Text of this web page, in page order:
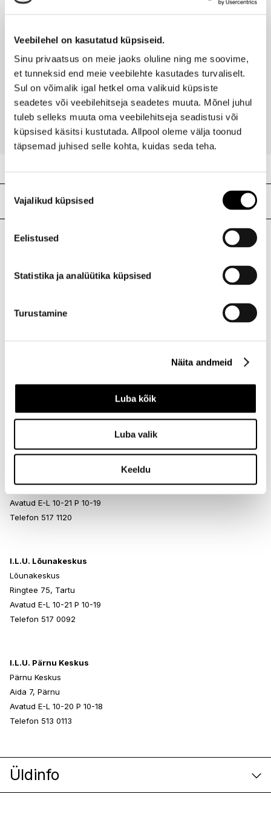
Veebilehel on kasutatud küpsiseid.
Sinu privaatsus on meie jaoks oluline ning me soovime,
et tunneksid end meie veebilehte kasutades turvaliselt.
Sul on võimalik igal hetkel oma valikuid küpsiste
seadetes või veebilehitseja seadetes muuta. Mõnel juhul
tuleb selleks muuta oma veebilehitseja seadistusi või
küpsised käsitsi kustutada. Allpool oleme välja toonud
täpsemad juhised selle kohta, kuidas seda teha.
valik
Vajalikud küpsised
Eelistused
Statistika ja analüütika küpsised
Turustamine
Näita andmeid
Luba kõik
Luba valik
Keeldu
Linalool, Citric Acid, Maltodextrin, Salvia officinalis(Sage) Oil,
Viimati vaadatud tooted
HAAN
Deodorant Margarita Spirit 40ml
8,90 €
Meie poed
Kristiine Kaubanduskeskus
Telefon 517 1040
Paldiski mnt 102, Tallinn
Telefon 517 0401
I.L.U. Ülemiste
Suur-Sõjamäe 4, Tallinn
Avatud E-L 10-21 P 10-19
Telefon 517 1120
I.L.U. Lõunakeskus
Lõunakeskus
Ringtee 75, Tartu
Avatud E-L 10-21 P 10-19
Telefon 517 0092
I.L.U. Pärnu Keskus
Pärnu Keskus
Aida 7, Pärnu
Avatud E-L 10-20 P 10-18
Telefon 513 0113
Üldinfo